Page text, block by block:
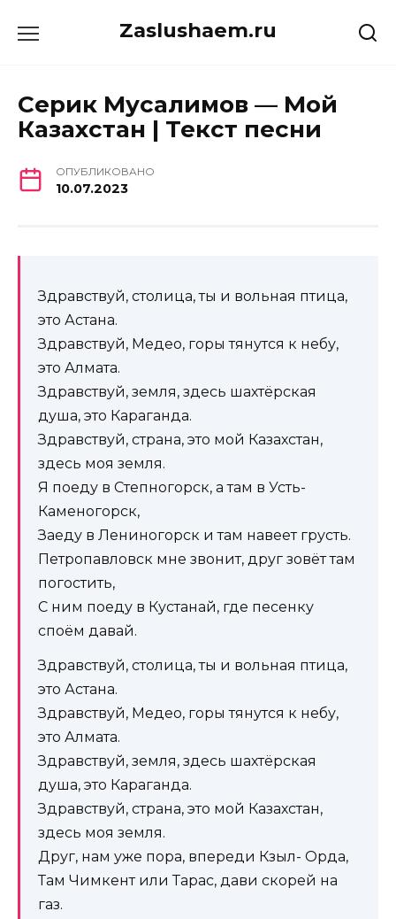
Zaslushaem.ru
Серик Мусалимов — Мой
Казахстан | Текст песни
ОПУБЛИКОВАНО
10.07.2023
Здравствуй, столица, ты и вольная птица,
это Астана.
Здравствуй, Медео, горы тянутся к небу,
это Алмата.
Здравствуй, земля, здесь шахтёрская
душа, это Караганда.
Здравствуй, страна, это мой Казахстан,
здесь моя земля.
Я поеду в Степногорск, а там в Усть-
Каменогорск,
Заеду в Лениногорск и там навеет грусть.
Петропавловск мне звонит, друг зовёт там
погостить,
С ним поеду в Кустанай, где песенку
споём давай.
Здравствуй, столица, ты и вольная птица,
это Астана.
Здравствуй, Медео, горы тянутся к небу,
это Алмата.
Здравствуй, земля, здесь шахтёрская
душа, это Караганда.
Здравствуй, страна, это мой Казахстан,
здесь моя земля.
Друг, нам уже пора, впереди Кзыл- Орда,
Там Чимкент или Тарас, дави скорей на
газ.